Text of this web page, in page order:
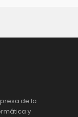
de la
y